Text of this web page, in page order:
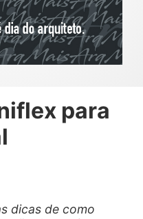
para
dicas de como